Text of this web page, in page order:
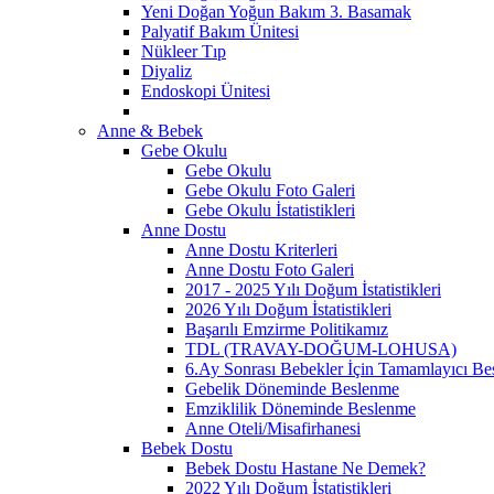
Yeni Doğan Yoğun Bakım 3. Basamak
Palyatif Bakım Ünitesi
Nükleer Tıp
Diyaliz
Endoskopi Ünitesi
Anne & Bebek
Gebe Okulu
Gebe Okulu
Gebe Okulu Foto Galeri
Gebe Okulu İstatistikleri
Anne Dostu
Anne Dostu Kriterleri
Anne Dostu Foto Galeri
2017 - 2025 Yılı Doğum İstatistikleri
2026 Yılı Doğum İstatistikleri
Başarılı Emzirme Politikamız
TDL (TRAVAY-DOĞUM-LOHUSA)
6.Ay Sonrası Bebekler İçin Tamamlayıcı
Gebelik Döneminde Beslenme
Emziklilik Döneminde Beslenme
Anne Oteli/Misafirhanesi
Bebek Dostu
Bebek Dostu Hastane Ne Demek?
2022 Yılı Doğum İstatistikleri